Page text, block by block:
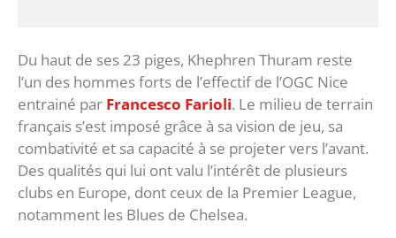
Du haut de ses 23 piges, Khephren Thuram reste
l’un des hommes forts de l’effectif de l’OGC Nice
entrainé par Francesco Farioli. Le milieu de terrain
français s’est imposé grâce à sa vision de jeu, sa
combativité et sa capacité à se projeter vers l’avant.
Des qualités qui lui ont valu l’intérêt de plusieurs
clubs en Europe, dont ceux de la Premier League,
notamment les Blues de Chelsea.